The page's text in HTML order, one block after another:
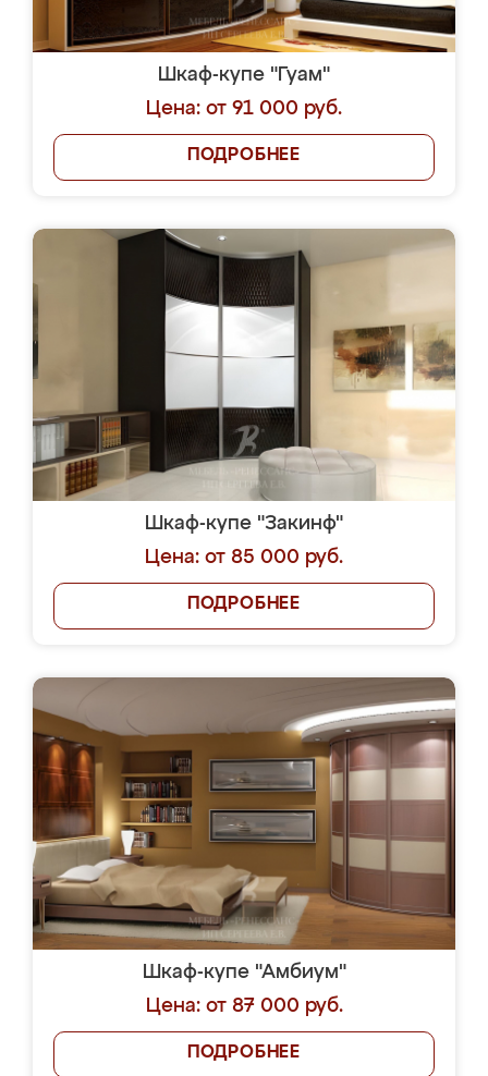
Шкаф-купе "Гуам"
Цена: от 91 000 руб.
ПОДРОБНЕЕ
Шкаф-купе "Закинф"
Цена: от 85 000 руб.
ПОДРОБНЕЕ
Шкаф-купе "Амбиум"
Цена: от 87 000 руб.
ПОДРОБНЕЕ